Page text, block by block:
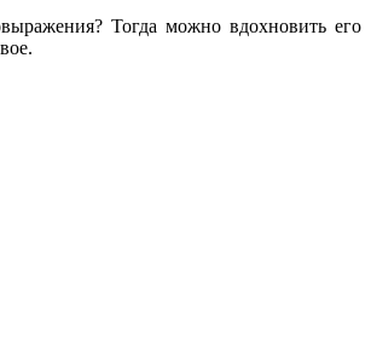
Тогда можно вдохновить его